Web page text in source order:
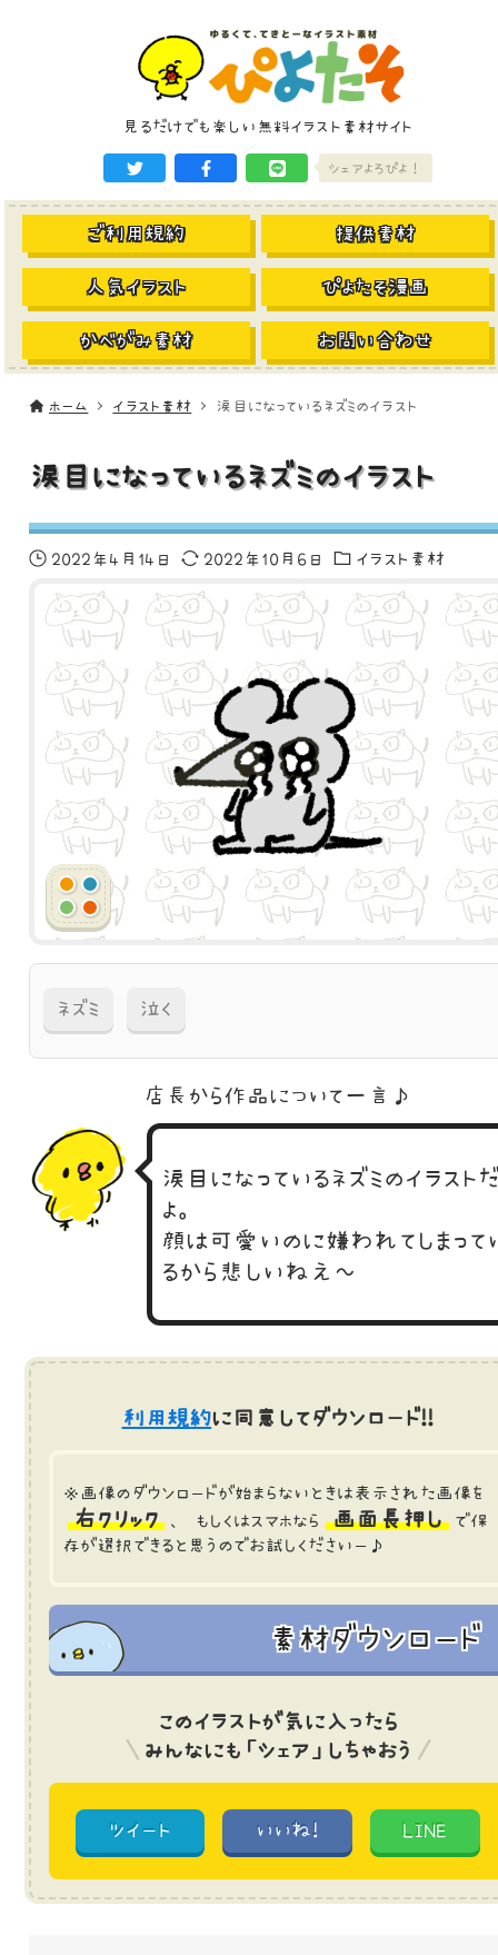
見るだけでも楽しい無料イラスト素材サイト
シェアよろぴよ！
ご利用規約 提供素材
人気イラスト ぴよたそ漫画
かべがみ素材 お問い合わせ
ホーム イラスト素材 涙目になっているネズミのイラスト
涙目になっているネズミのイラスト
2022年4月14日 2022年10月6日 イラスト素材
ネズミ 泣く
店長から作品に ついて一言♪
涙目になっているネズミのイラスト
よ。
顔は可愛いのに嫌われてしまって
るから悲しいねえ～
利用規約に同意してダウンロード!!
※画像のダウンロードが始まらないときは表示された画像を
右クリック 、 もしくはスマホなら 画面長押し
で保
存が選択できると思うのでお試しくださいー♪
素材ダウンロード
このイラストが気に入ったら
みんなにも「シェア」しちゃおう
ツイート いいね! LINE